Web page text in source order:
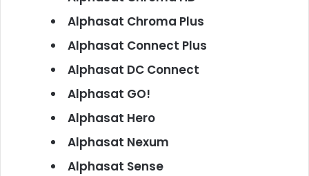
Alphasat Chroma Plus
Alphasat Connect Plus
Alphasat DC Connect
Alphasat GO!
Alphasat Hero
Alphasat Nexum
Alphasat Sense